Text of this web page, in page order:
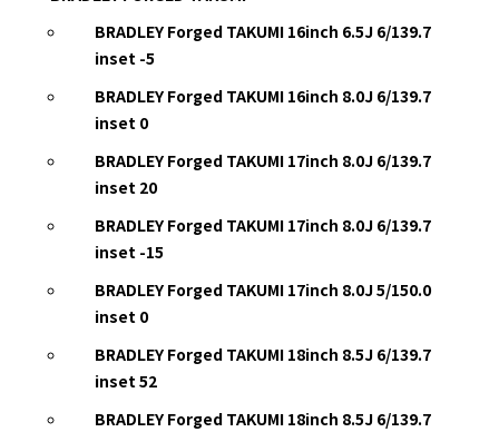
BRADLEY Forged TAKUMI 16inch 6.5J 6/139.7
inset -5
BRADLEY Forged TAKUMI 16inch 8.0J 6/139.7
inset 0
BRADLEY Forged TAKUMI 17inch 8.0J 6/139.7
inset 20
BRADLEY Forged TAKUMI 17inch 8.0J 6/139.7
inset -15
BRADLEY Forged TAKUMI 17inch 8.0J 5/150.0
inset 0
BRADLEY Forged TAKUMI 18inch 8.5J 6/139.7
inset 52
BRADLEY Forged TAKUMI 18inch 8.5J 6/139.7